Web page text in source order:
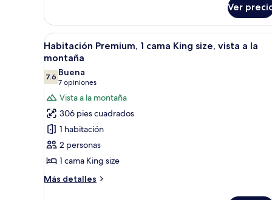
para
personas
discapacitadas,
vista
al
océano
Deluxe,
cama
King
con
acceso
para
personas
discapacitadas,
vista
al
océano
Ver
Abrir
todas
las
fotos
de
Habitación
Premium,
cama
King
size,
Habitación de hotel con una
6
Habitación Premium, 1 cama King size, vista a la
montaña
7.67.6 de 10
Buena
7 opiniones
(7
opiniones)
Vista a la montaña
306 pies cuadrados
1 habitación
2 personas
1 cama King size
Más detalles
Más